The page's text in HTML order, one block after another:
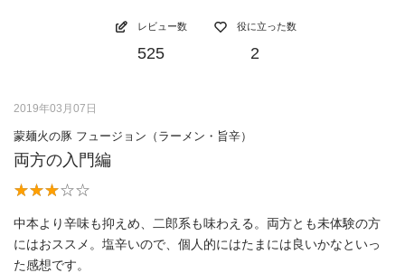
レビュー数
525
役に立った数
2
2019年03月07日
蒙麺火の豚 フュージョン（ラーメン・旨辛）
両方の入門編
中本より辛味も抑えめ、二郎系も味わえる。両方とも未体験の方
にはおススメ。塩辛いので、個人的にはたまには良いかなといっ
た感想です。